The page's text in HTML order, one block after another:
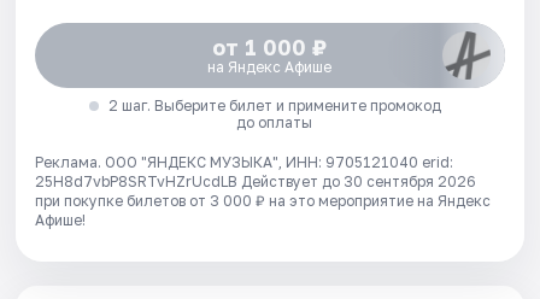
от 1 000 ₽
на Яндекс Афише
2 шаг. Выберите билет и примените промокод
до оплаты
Реклама. ООО "ЯНДЕКС МУЗЫКА", ИНН: 9705121040 erid:
25H8d7vbP8SRTvHZrUcdLB Действует до 30 сентября 2026
при покупке билетов от 3 000 ₽ на это мероприятие на Яндекс
Афише!